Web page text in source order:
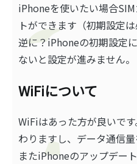
iPhoneを使いたい場合
トができます（初期設定は
逆に？iPhoneの初期設定
ないと設定が進みません。
WiFiについて
WiFiはあった方が良いで
わりますし、データ通信量
またiPhoneのアップデー